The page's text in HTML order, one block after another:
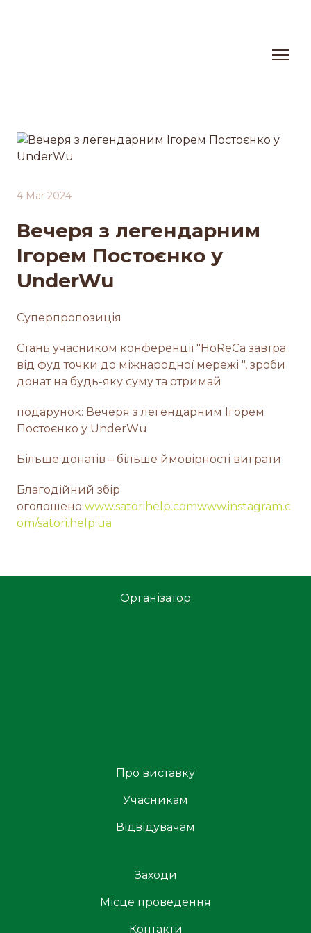
4 Mar 2024
Вечеря з легендарним
Ігорем Постоєнко у
UnderWu
Суперпропозиція
Стань учасником конференції "HoReCa завтра:
від фуд точки до міжнародної мережі ", зроби
донат на будь-яку суму та отримай
подарунок: Вечеря з легендарним Ігорем
Постоєнко у UnderWu
Більше донатів – більше ймовірності виграти
Благодійний збір
оголошено www.satorihelp.comwww.instagram.c
om/satori.help.ua
Організатор
Про виставку
Учасникам
Відвідувачам
Заходи
Місце проведення
Контакти